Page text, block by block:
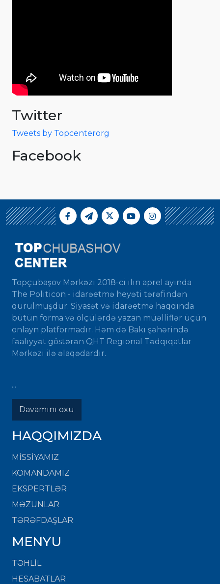
Twitter
Tweets by Topcenterorg
Facebook
Topçubaşov Mərkəzi 2018-ci ilin aprel ayında
The Politicon - idarəetmə heyəti tərəfindən
qurulmuşdur. Siyasət və idarəetmə haqqında
bütün forma və ölçülərdə yazan müəlliflər üçün
onlayn platformadır. Həm də Bakı şəhərində
fəaliyyət göstərən QHT Regional Tədqiqatlar
Mərkəzi ilə əlaqədardır.
...
Davamını oxu
HAQQIMIZDA
MISSIYAMIZ
KOMANDAMIZ
EKSPERTLƏR
MƏZUNLAR
TƏRƏFDAŞLAR
MENYU
TƏHLİL
HESABATLAR